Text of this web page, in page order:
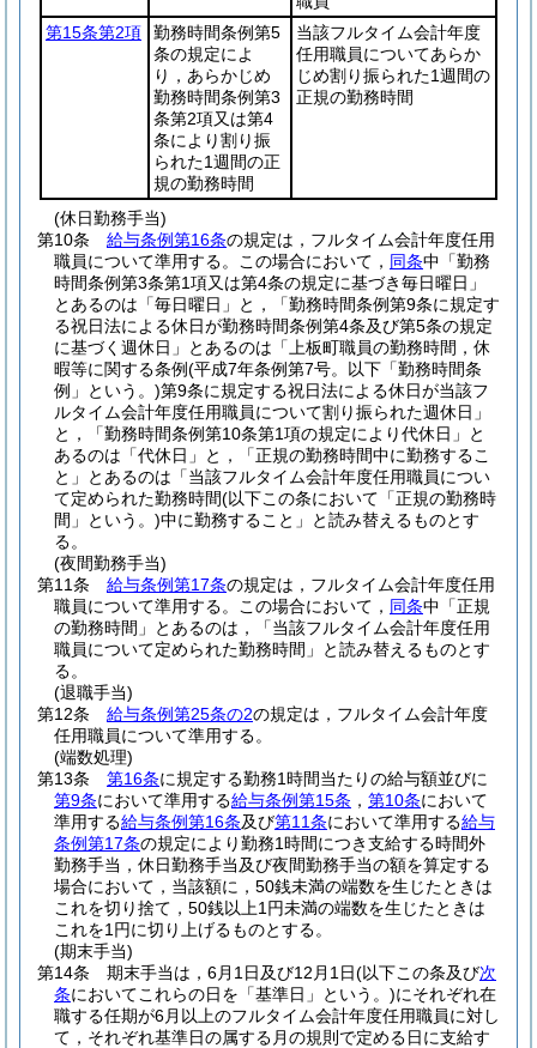
第15条第2項
勤務時間条例第5
条の規定によ
り，あらかじめ
勤務時間条例第3
条第2項又は第4
条により割り振
られた1週間の正
規の勤務時間
当該フルタイム会計年度
任用職員についてあらか
じめ割り振られた1週間の
正規の勤務時間
(休日勤務手当)
第10条
給与条例第16条の規定は，フルタイム会計年度任用
職員について準用する。
この場合において， 同条中「勤務
時間条例第3条第1項又は第4条の規定に基づき毎日曜日」
とあるのは「毎日曜日」と，「勤務時間条例第9条に規定す
る祝日法による休日が勤務時間条例第4条及び第5条の規定
に基づく週休日」とあるのは「上板町職員の勤務時間，休
暇等に関する条例(平成7年条例第7号。以下「勤務時間条
例」という。)第9条に規定する祝日法による休日が当該フ
ルタイム会計年度任用職員について割り振られた週休日」
と，「勤務時間条例第10条第1項の規定により代休日」と
あるのは「代休日」と，「正規の勤務時間中に勤務するこ
と」とあるのは「当該フルタイム会計年度任用職員につい
て定められた勤務時間(以下この条において「正規の勤務時
間」という。)中に勤務すること」と読み替えるものとす
る。
(夜間勤務手当)
第11条
給与条例第17条の規定は，フルタイム会計年度任用
職員について準用する。
この場合において， 同条中「正規
の勤務時間」とあるのは，「当該フルタイム会計年度任用
職員について定められた勤務時間」と読み替えるものとす
る。
(退職手当)
第12条
給与条例第25条の2の規定は，フルタイム会計年度
任用職員について準用する。
(端数処理)
第13条
第16条に規定する勤務1時間当たりの給与額並びに
第9条において準用する給与条例第15条 ， 第10条において
準用する給与条例第16条及び第11条において準用する給与
条例第17条の規定により勤務1時間につき支給する時間外
勤務手当，休日勤務手当及び夜間勤務手当の額を算定する
場合において，当該額に，50銭未満の端数を生じたときは
これを切り捨て，50銭以上1円未満の端数を生じたときは
これを1円に切り上げるものとする。
(期末手当)
第14条
期末手当は，6月1日及び12月1日(以下この条及び次
条においてこれらの日を「基準日」という。)にそれぞれ在
職する任期が6月以上のフルタイム会計年度任用職員に対し
て，それぞれ基準日の属する月の規則で定める日に支給す